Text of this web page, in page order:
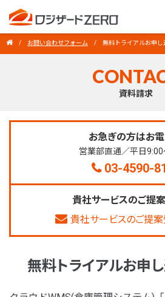
お問い合わせフォーム 無料トライアルお申し
資料請求
お急ぎの方はお
営業部直通／平日9:00
03-4590-
貴社サービスのご提
貴社サービスのご提案
無料トライアルお申